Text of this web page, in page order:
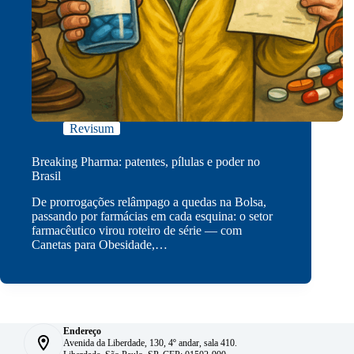
Revisum
Breaking Pharma: patentes, pílulas e poder no
Brasil
De prorrogações relâmpago a quedas na Bolsa,
passando por farmácias em cada esquina: o setor
farmacêutico virou roteiro de série — com
Canetas para Obesidade,…
Endereço
Avenida da Liberdade, 130, 4º andar, sala 410.